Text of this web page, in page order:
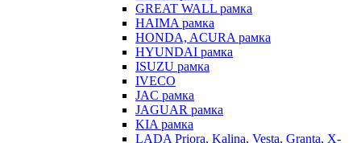
GREAT WALL рамка
HAIMA рамка
HONDA, ACURA рамка
HYUNDAI рамка
ISUZU рамка
IVECO
JAC рамка
JAGUAR рамка
KIA рамка
LADA Priora, Kalina, Vesta, Granta, X-